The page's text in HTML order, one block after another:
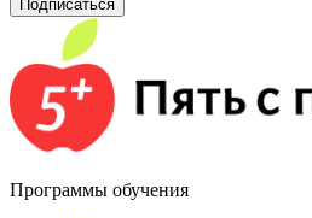
Программы обучения